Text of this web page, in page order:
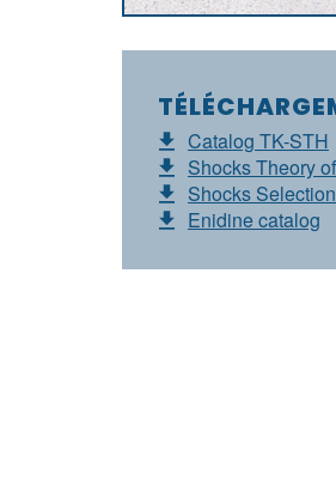
Catalog TK-STH
Shocks Theory
Shocks
Enidine catalog